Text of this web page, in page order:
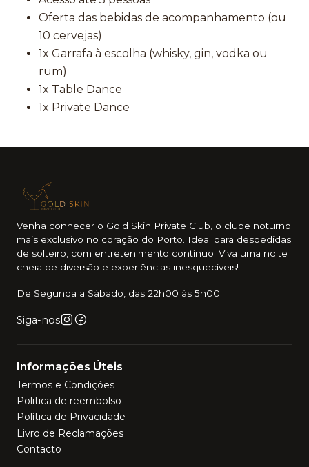
Oferta das bebidas de acompanhamento (ou
10 cervejas)
1x Garrafa à escolha (whisky, gin, vodka ou
rum)
1x Table Dance
1x Private Dance
Venha conhecer o Gold Skin Private Club, o clube noturno
mais exclusivo no coração do Porto. Ideal para despedidas
de solteiro, com entretenimento contínuo. Viva uma noite
cheia de diversão e experiências inesquecíveis!
De Segunda a Sábado, das 22h00 às 5h00.
Siga-nos
Informações Úteis
Termos e Condições
Politica de reembolso
Política de Privacidade
Livro de Reclamações
Contacto